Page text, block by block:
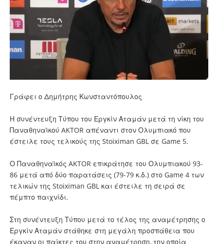
Γράφει ο Δημήτρης Κωνσταντόπουλος
Η συνέντευξη Τύπου του Εργκίν Αταμάν μετά τη νίκη του
Παναθηναϊκού AKTOR απέναντι στον Ολυμπιακό που
έστειλε τους τελικούς της Stoiximan GBL σε Game 5.
Ο Παναθηναϊκός AKTOR επικράτησε του Ολυμπιακού 93-
86 μετά από δύο παρατάσεις (79-79 κ.δ.) στο Game 4 των
τελικών της Stoiximan GBL και έστειλε τη σειρά σε
πέμπτο παιχνίδι.
Στη συνέντευξη Τύπου μετά το τέλος της αναμέτρησης ο
Εργκίν Αταμάν στάθηκε στη μεγάλη προσπάθεια που
έκαναν οι παίκτες του στην αναμέτρηση, την οποία